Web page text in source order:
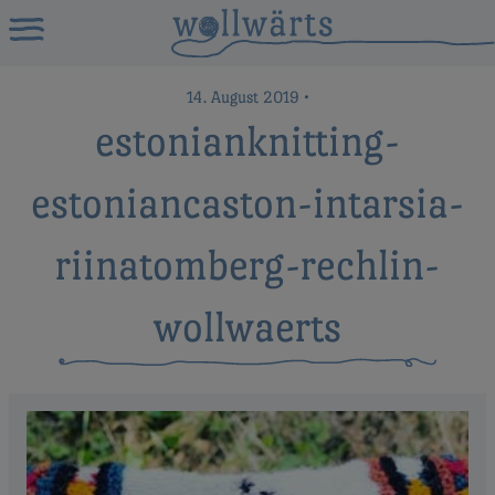
14. August 2019 •
estonianknitting-
estoniancaston-intarsia-
riinatomberg-rechlin-
wollwaerts